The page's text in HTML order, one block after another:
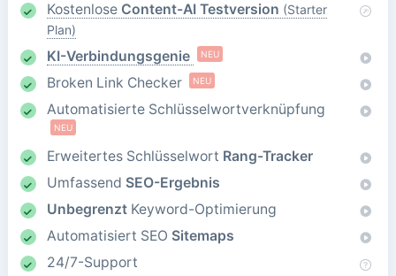
Kostenlose Content-AI Testversion (Starter
Plan)
KI-Verbindungsgenie NEU
Broken Link Checker NEU
Automatisierte Schlüsselwortverknüpfung
NEU
Erweitertes Schlüsselwort Rang-Tracker
Umfassend SEO-Ergebnis
UnbegrenztKeyword-Optimierung
Automatisiert SEO Sitemaps
24/7-Support